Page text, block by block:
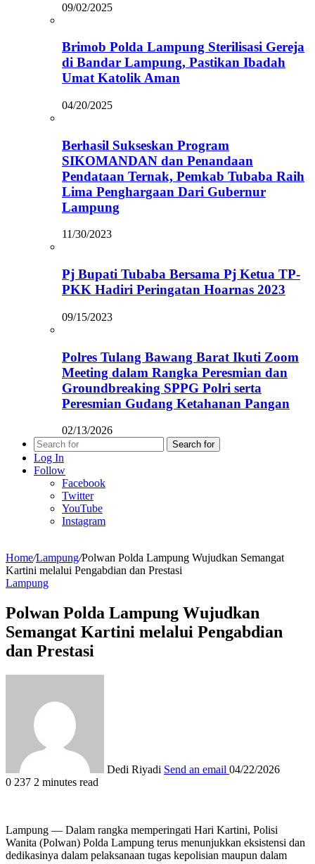
09/02/2025
Brimob Polda Lampung Sterilisasi Gereja
di Bandar Lampung, Pastikan Ibadah
Umat Katolik Aman
04/20/2025
Berhasil Sukseskan Program
SIKOMANDAN dan Penandaan
Pendataan Ternak, Pemkab Tubaba Raih
Lima Penghargaan Dari Gubernur
Lampung
11/30/2023
Pj Bupati Tubaba Bersama Pj Ketua TP-
PKK Hadiri Peringatan Hoarnas 2023
09/15/2023
Polres Tulang Bawang Barat Ikuti Zoom
Meeting dalam Rangka Peresmian dan
Groundbreaking SPPG Polri serta
Peresmian Gudang Ketahanan Pangan
02/13/2026
Search for
Log In
Follow
Facebook
Twitter
YouTube
Instagram
Home/Lampung/Polwan Polda Lampung Wujudkan Semangat
Kartini melalui Pengabdian dan Prestasi
Lampung
Polwan Polda Lampung Wujudkan
Semangat Kartini melalui Pengabdian
dan Prestasi
Dedi Riyadi Send an email 04/22/2026
0 237 2 minutes read
Lampung — Dalam rangka memperingati Hari Kartini, Polisi
Wanita (Polwan) Polda Lampung terus menunjukkan eksistensi dan
dedikasinya dalam pelaksanaan tugas kepolisian maupun dalam